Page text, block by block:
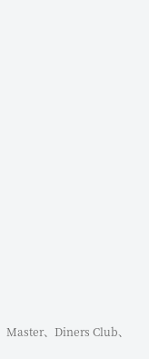
Master、Diners Club、